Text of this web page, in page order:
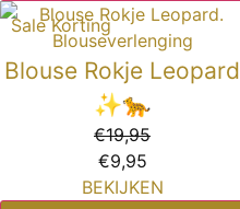
Sale Korting
Blouse Rokje Leopard
✨🐆
€19,95
€9,95
BEKIJKEN